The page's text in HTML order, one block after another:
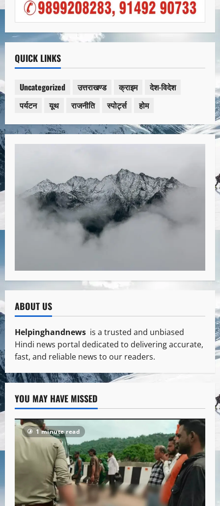
QUICK LINKS
Uncategorized उत्तराखण्ड क्राइम
देश-विदेश
पर्यटन
यूथ राजनीति स्पोर्ट्स होम
ABOUT US
Helpinghandnews is a trusted and unbiased
Hindi news portal dedicated to delivering accurate,
fast, and reliable news to our readers.
YOU MAY HAVE MISSED
1 minute read